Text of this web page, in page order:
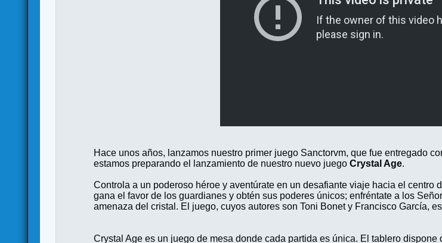
Hace unos años, lanzamos nuestro primer juego Sanctorvm, que fue entregado
estamos preparando el lanzamiento de nuestro nuevo juegoCrystal Age.
Controla a un poderoso héroe y aventúrate en un desafiante viaje hacia el centro
gana el favor de los guardianes y obtén sus poderes únicos; enfréntate a los
amenaza del cristal. El juego, cuyos autores son Toni Bonet y Francisco García,
Crystal Age es un juego de mesa donde cada partida es única. El tablero